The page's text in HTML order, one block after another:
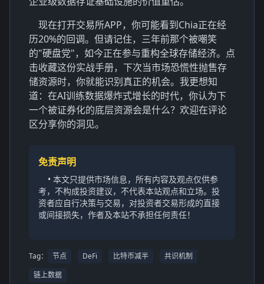
现在打开交易所APP，你可能看到Chia正在经
历20%的回调。但请记住，三年前那个被嘲笑
的"硬盘党"，如今正在参与重构全球存储经济。点
击收藏这份实战手册，下次当市场恐慌性抛售存
储资源时，你就能识别真正的机会。我更想知
道：在AI训练数据爆炸式增长的时代，你认为下
一个被证券化的底层资源会是什么？欢迎在评论
区分享你的洞见。
免责声明
• 本文只提供市场信息，所有内容及观点仅供参
考，不构成投资建议，不代表本站观点和立场。投
资者应自行决策与交易，对投资者交易形成的直接
或间接损失，作者及本站不承担任何责任！
Tag： 节点 DeFi 比特币减半
共识机制
链上数据